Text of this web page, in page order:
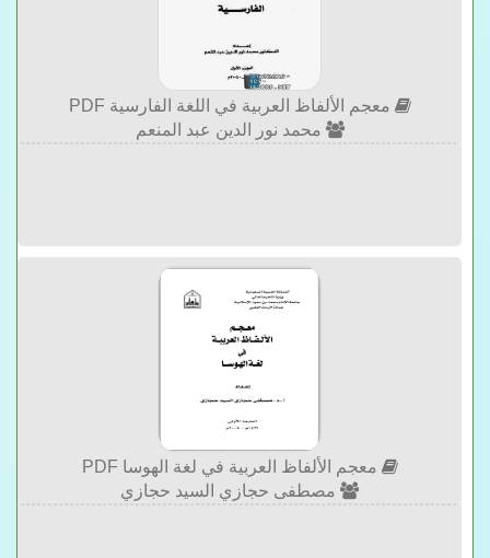
معجم الألفاظ العربية في اللغة الفارسية PDF
محمد نور الدين عبد المنعم
معجم الألفاظ العربية في لغة الهوسا PDF
مصطفى حجازي السيد حجازي